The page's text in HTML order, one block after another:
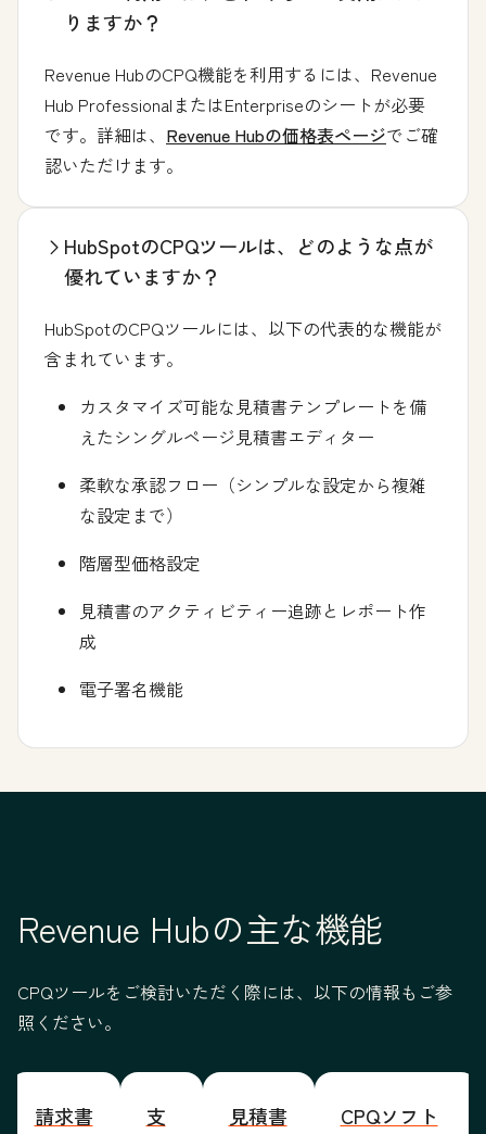
りますか？
Revenue HubのCPQ機能を利用するには、Revenue
Hub ProfessionalまたはEnterpriseのシートが必要
です。詳細は、 Revenue Hubの価格表ページでご確
認いただけます。
HubSpotのCPQツールは、どのような点が
優れていますか？
HubSpotのCPQツールには、以下の代表的な機能が
含まれています。
カスタマイズ可能な見積書テンプレートを備
えたシングルページ見積書エディター
柔軟な承認フロー（シンプルな設定から複雑
な設定まで）
階層型価格設定
見積書のアクティビティー追跡とレポート作
成
電子署名機能
Revenue Hubの主な機能
CPQツールをご検討いただく際には、以下の情報もご参
照ください。
請求書
支
見積書
CPQソフト